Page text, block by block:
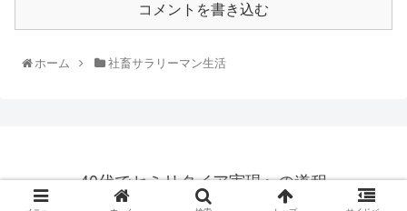
コメントを書き込む
ホーム 社畜サラリーマン生活
40代でセミリタイア実現への道程
© 2019 40代でセミリタイア実現への道程.